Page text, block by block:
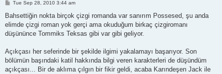
P
s
Tue Sep 28, 2010 3:44 am
Bahsettiğin nokta birçok çizgi romanda var sanırım Possesed, şu anda
elimde çizgi roman yok gerçi ama okuduğum birkaç çizgiromanı
düşününce Tommiks Teksas gibi var gibi geliyor.
Açıkçası her seferinde bir şekilde ilgimi yakalamayı başarıyor. Son
bölümün başındaki katil hakkında bilgi veren karakterleri de düşündüm
açıkçası... Bir de aklıma çılgın bir fikir geldi, acaba Karındeşen Jack ile